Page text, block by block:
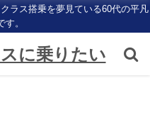
ラス搭乗を夢見ている60代の平凡
す。
に乗りたい